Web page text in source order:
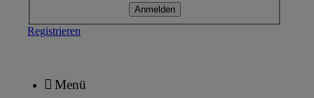
Registrieren
Menü